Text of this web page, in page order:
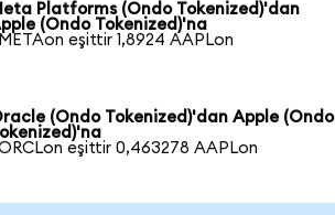
Platforms (Ondo Tokenized)'dan
(Ondo Tokenized)'na
METAon eşittir 1,8924 AAPLon
(Ondo Tokenized)'dan Apple (Ondo
ORCLon eşittir 0,463278 AAPLon